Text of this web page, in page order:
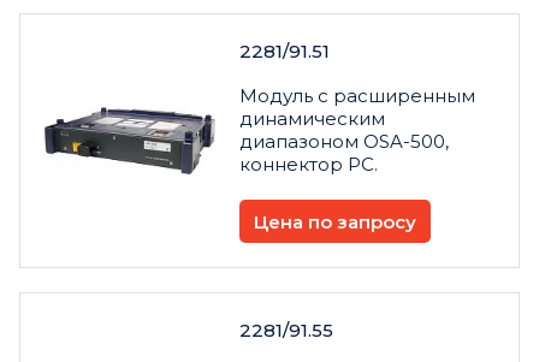
2281/91.51
Модуль с расширенным
динамическим
диапазоном OSA-500,
коннектор PC.
Цена по запросу
2281/91.55